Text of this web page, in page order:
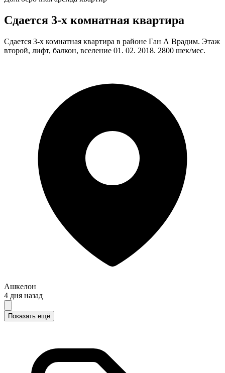
Сдается 3-х комнатная квартира
Сдается 3-х комнатная квартира в районе Ган А Врадим. Этаж
второй, лифт, балкон, вселение 01. 02. 2018. 2800 шек/мес.
Ашкелон
4 дня назад
Показать ещё